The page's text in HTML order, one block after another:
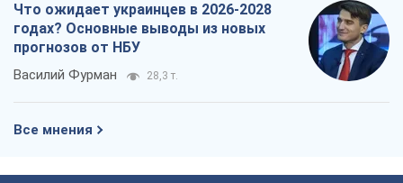
Что ожидает украинцев в 2026-2028
годах? Основные выводы из новых
прогнозов от НБУ
Василий Фурман 28,3 т.
Все мнения